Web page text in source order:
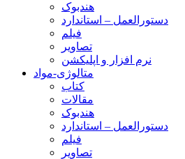
هندبوک
دستورالعمل – استاندارد
فیلم
تصاویر
نرم افزار و اپلیکشن
متالوژی-مواد
کتاب
مقالات
هندبوک
دستورالعمل – استاندارد
فیلم
تصاویر